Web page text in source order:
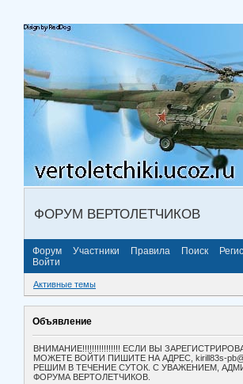
ФОРУМ ВЕРТОЛЕТЧИКОВ
Форум Участники Правила Поиск
Войти
Активные темы
Объявление
ВНИМАНИЕ!!!!!!!!!!!!!!!! ЕСЛИ ВЫ
МОЖЕТЕ ВОЙТИ ПИШИТЕ НА АДРЕС, kirill83s-
РЕШИМ В ТЕЧЕНИЕ СУТОК. С УВАЖЕНИЕМ,
ФОРУМА ВЕРТОЛЕТЧИКОВ.